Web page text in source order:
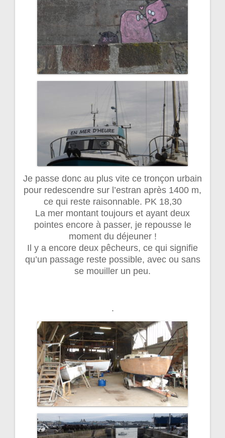
Je passe donc au plus vite ce tronçon urbain
pour redescendre sur l’estran après 1400 m,
ce qui reste raisonnable. PK 18,30
La mer montant toujours et ayant deux
pointes encore à passer, je repousse le
moment du déjeuner !
Il y a encore deux pêcheurs, ce qui signifie
qu’un passage reste possible, avec ou sans
se mouiller un peu.
.